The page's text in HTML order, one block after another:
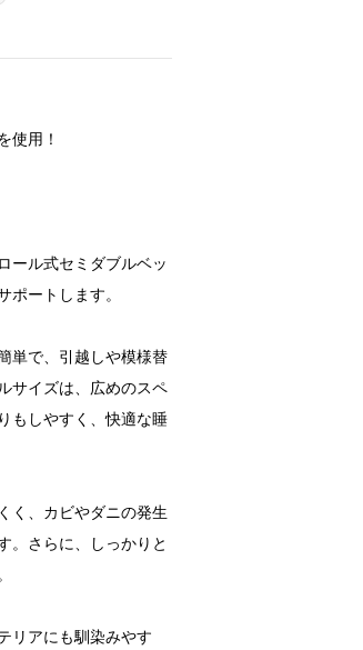
使用！
ール式セミダブルベッ
ポートします。
単で、引越しや模様替
サイズは、広めのスペ
もしやすく、快適な睡
く、カビやダニの発生
。さらに、しっかりと
リアにも馴染みやす